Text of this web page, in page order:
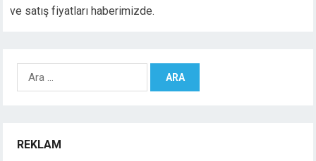
ve satış fiyatları haberimizde.
Arama:
REKLAM